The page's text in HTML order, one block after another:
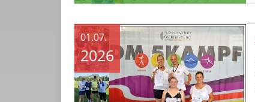
01.07.
2026